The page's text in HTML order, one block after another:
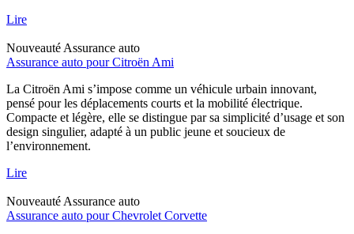
Lire
Nouveauté Assurance auto
Assurance auto pour Citroën Ami
La Citroën Ami s’impose comme un véhicule urbain innovant,
pensé pour les déplacements courts et la mobilité électrique.
Compacte et légère, elle se distingue par sa simplicité d’usage et son
design singulier, adapté à un public jeune et soucieux de
l’environnement.
Lire
Nouveauté Assurance auto
Assurance auto pour Chevrolet Corvette